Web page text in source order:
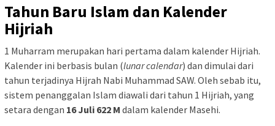
Tahun Baru Islam dan Kalender
Hijriah
1 Muharram merupakan hari pertama dalam kalender Hijriah.
Kalender ini berbasis bulan (lunar calendar) dan dimulai dari
tahun terjadinya Hijrah Nabi Muhammad SAW. Oleh sebab itu,
sistem penanggalan Islam diawali dari tahun 1 Hijriah, yang
setara dengan 16 Juli 622 M dalam kalender Masehi.